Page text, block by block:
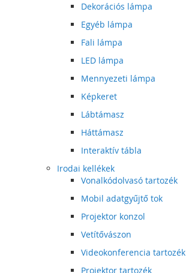
Dekorációs lámpa
Egyéb lámpa
Fali lámpa
LED lámpa
Mennyezeti lámpa
Képkeret
Lábtámasz
Háttámasz
Interaktív tábla
Irodai kellékek
Vonalkódolvasó tartozék
Mobil adatgyűjtő tok
Projektor konzol
Vetítővászon
Videokonferencia tartozék
Projektor tartozék